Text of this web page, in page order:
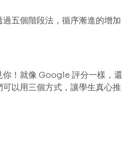
五個階段法，循序漸進的增加
你！就像 Google 評分一樣，還
以用三個方式，讓學生真心推